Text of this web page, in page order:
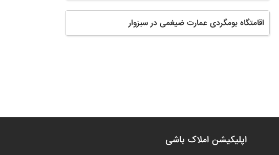
اقامتگاه بومگردی عمارت ضیغمی در سبزوار
اپلیکیشن املاک باشی